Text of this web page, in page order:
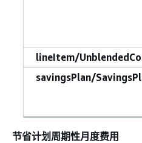
lineItem/
savingsPlan/
节省计划周期性月度费用